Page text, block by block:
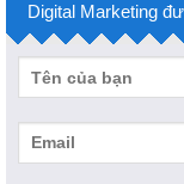
Digital Marketing